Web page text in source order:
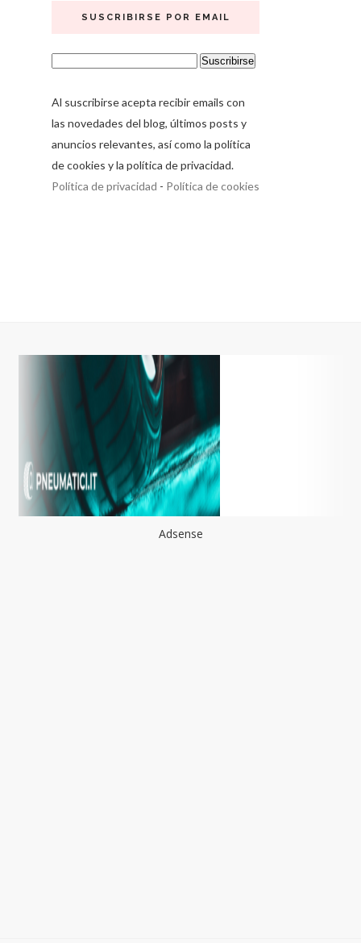
SUSCRIBIRSE POR EMAIL
Al suscribirse acepta recibir emails con
las novedades del blog, últimos posts y
anuncios relevantes, así como la política
de cookies y la política de privacidad.
Política de privacidad - Política de cookies
Adsense